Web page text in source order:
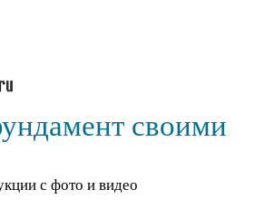
своими
с фото и видео